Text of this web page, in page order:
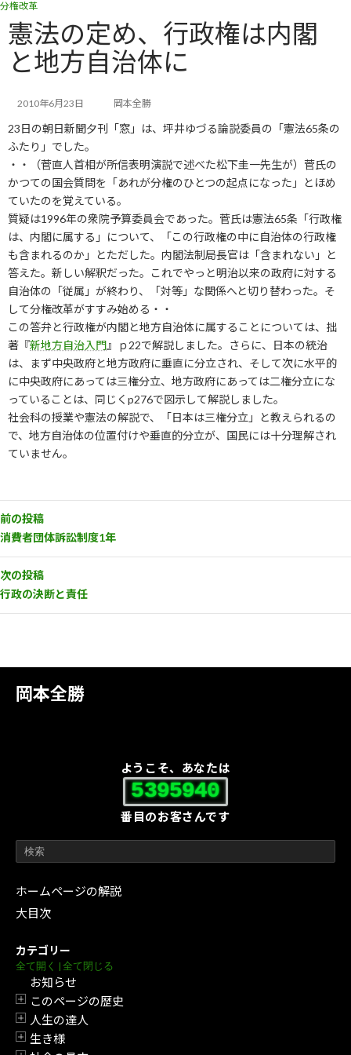
コ
ン
ッ
プ
ナ
ビ
移
動
岡本全勝
ようこそ、あなたは
5395940
番目のお客さんです
ホームページの解説
大目次
カテゴリー
全て開く | 全て閉じる
お知らせ
開閉
このページの歴史
開閉
人生の達人
開閉
生き様
分権改革
憲法の定め、行政権は内閣
と地方自治体に
2010年6月23日 岡本全勝
23日の朝日新聞夕刊「窓」は、坪井ゆづる論説委員の「憲法65条の
ふたり」でした。
・・（菅直人首相が所信表明演説で述べた松下圭一先生が）菅氏の
かつての国会質問を「あれが分権のひとつの起点になった」とほめ
ていたのを覚えている。
質疑は1996年の衆院予算委員会であった。菅氏は憲法65条「行政権
は、内閣に属する」について、「この行政権の中に自治体の行政権
も含まれるのか」とただした。内閣法制局長官は「含まれない」と
答えた。新しい解釈だった。これでやっと明治以来の政府に対する
自治体の「従属」が終わり、「対等」な関係へと切り替わった。そ
して分権改革がすすみ始める・・
この答弁と行政権が内閣と地方自治体に属することについては、拙
著『新地方自治入門』ｐ22で解説しました。さらに、日本の統治
は、まず中央政府と地方政府に垂直に分立され、そして次に水平的
に中央政府にあっては三権分立、地方政府にあっては二権分立にな
っていることは、同じくp276で図示して解説しました。
社会科の授業や憲法の解説で、「日本は三権分立」と教えられるの
で、地方自治体の位置付けや垂直的分立が、国民には十分理解され
ていません。
前の投稿
消費者団体訴訟制度1年
次の投稿
行政の決断と責任